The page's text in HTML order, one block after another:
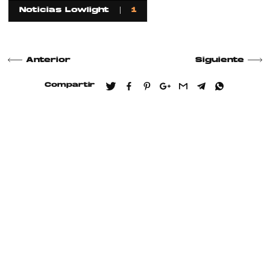
Noticias Lowlight 1
Anterior Siguiente
Compartir